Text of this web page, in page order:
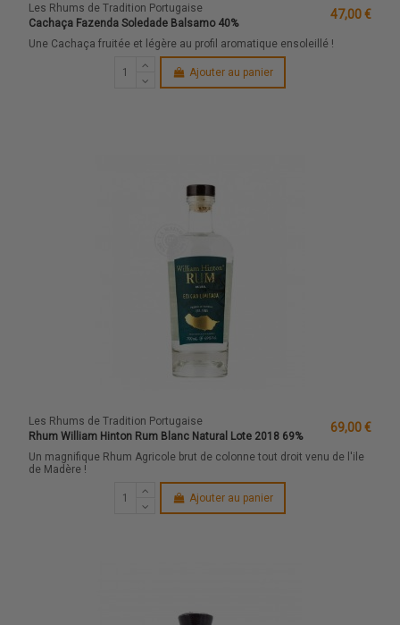
Les Rhums de Tradition Portugaise
Cachaça Fazenda Soledade Balsamo 40%
47,00 €
Une Cachaça fruitée et légère au profil aromatique ensoleillé !
Ajouter au panier
Les Rhums de Tradition Portugaise
Rhum William Hinton Rum Blanc Natural Lote 2018 69%
69,00 €
Un magnifique Rhum Agricole brut de colonne tout droit venu de l'ile
de Madère !
Ajouter au panier